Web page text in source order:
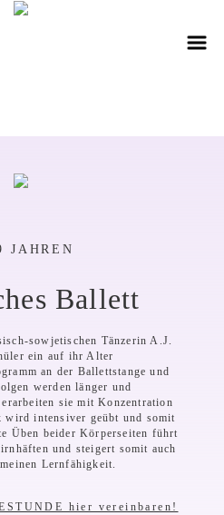
JAHREN
Ballett
sowjetischen Tänzerin A.J.
ein auf ihr Alter
an der Ballettstange und
werden länger und
sie mit Konzentration
intensiver geübt und somit
Üben beider Körperseiten führt
und steigert somit auch
Lernfähigkeit.
hier vereinbaren!